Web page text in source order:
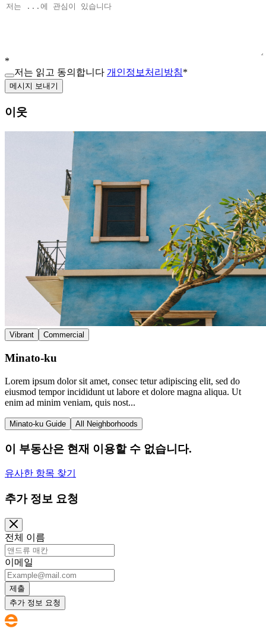
*
저는 읽고 동의합니다 개인정보처리방침*
메시지 보내기
이웃
Vibrant Commercial
Minato-ku
Lorem ipsum dolor sit amet, consec tetur adipiscing elit, sed do
eiusmod tempor incididunt ut labore et dolore magna aliqua. Ut
enim ad minim veniam, quis nost...
Minato-ku Guide All Neighborhoods
이 부동산은 현재 이용할 수 없습니다.
유사한 항목 찾기
추가 정보 요청
전체 이름
이메일
제출
추가 정보 요청